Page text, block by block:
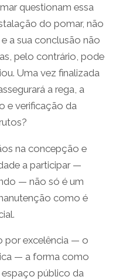
questionam essa
do pomar, não
a sua conclusão não
pelo contrário, pode
Uma vez finalizada
a rega, a
e verificação da
na concepção e
a participar —
— não só é um
como é
por excelência — o
— a forma como
público da